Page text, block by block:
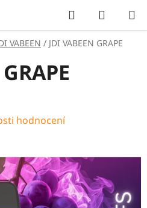
Hledat
KOŠÍK
VABEEN / JDI VABEEN GRAPE
hodnocení